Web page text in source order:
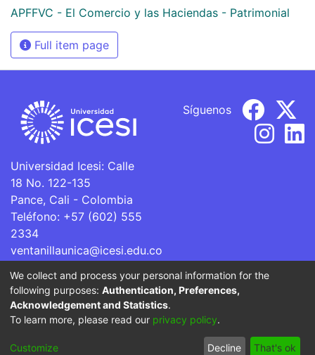
APFFVC - El Comercio y las Haciendas - Patrimonial
Full item page
Universidad Icesi: Calle
18 No. 122-135
Pance, Cali - Colombia
Teléfono: +57 (602) 555
2334
ventanillaunica@icesi.edu.co
Síguenos
La Universidad Icesi es una Institución de Educación
Superior que se encuentra sujeta a inspección y vigilancia
por parte del Ministerio de Educación Nacional.
Cookie
End User
Send
We collect and process your personal information for the
following purposes: Authentication, Preferences,
Acknowledgement and Statistics.
To learn more, please read our privacy policy.
Customize Decline That's ok